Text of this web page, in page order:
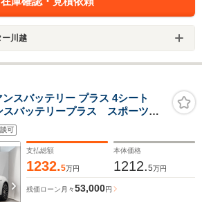
ー川越
スバッテリー プラス 4シート
バッテリープラス スポーツク
マルーフ HDマトリックス
ーズドア 20インチ Taycan
可
支払総額
1232.5万円
本体価格
1212.5万円
残価ローン 月々53,000円